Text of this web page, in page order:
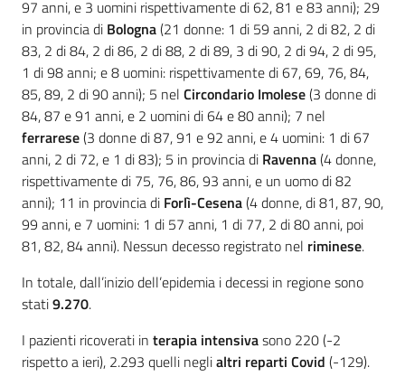
97 anni, e 3 uomini rispettivamente di 62, 81 e 83 anni); 29
in provincia di Bologna(21 donne: 1 di 59 anni, 2 di 82, 2 di
83, 2 di 84, 2 di 86, 2 di 88, 2 di 89, 3 di 90, 2 di 94, 2 di 95,
1 di 98 anni; e 8 uomini: rispettivamente di 67, 69, 76, 84,
85, 89, 2 di 90 anni); 5 nel Circondario Imolese(3 donne di
84, 87 e 91 anni, e 2 uomini di 64 e 80 anni); 7 nel
ferrarese(3 donne di 87, 91 e 92 anni, e 4 uomini: 1 di 67
anni, 2 di 72, e 1 di 83); 5 in provincia di Ravenna(4 donne,
rispettivamente di 75, 76, 86, 93 anni, e un uomo di 82
anni); 11 in provincia di Forlì-Cesena(4 donne, di 81, 87, 90,
99 anni, e 7 uomini: 1 di 57 anni, 1 di 77, 2 di 80 anni, poi
81, 82, 84 anni). Nessun decesso registrato nel riminese.
In totale, dall’inizio dell’epidemia i decessi in regione sono
stati9.270.
I pazienti ricoverati in terapia intensivasono 220 (-2
rispetto a ieri), 2.293 quelli neglialtri reparti Covid (-129).